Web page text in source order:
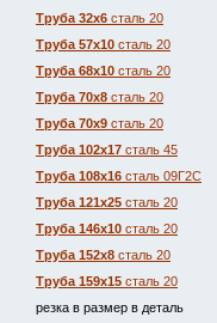
Труба 32х6 сталь 20
Труба 57х10 сталь 20
Труба 68х10 сталь 20
Труба 70х8 сталь 20
Труба 70х9 сталь 20
Труба 102х17 сталь 45
Труба 108х16 сталь 09Г2С
Труба 121х25 сталь 20
Труба 146х10 сталь 20
Труба 152х8 сталь 20
Труба 159х15 сталь 20
резка в размер в деталь